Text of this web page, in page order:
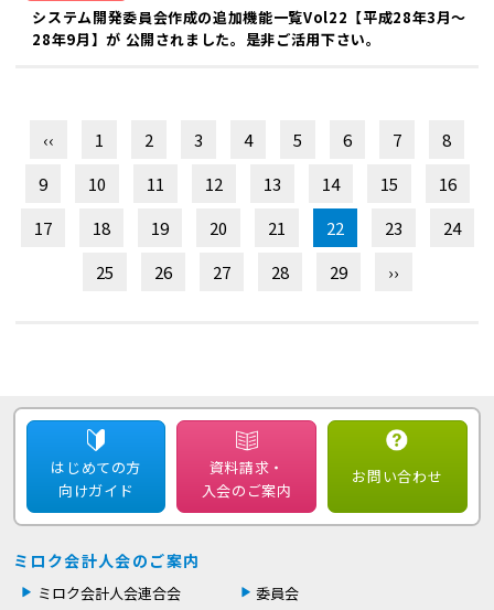
システム開発委員会作成の追加機能一覧Vol22【平成28年3月〜
28年9月】が 公開されました。是非ご活用下さい。
‹‹ 1 2 3 4 5 6 7
8
9
10 11 12 13 14 15
16
17
18 19 20 21 22 23
24
25
26 27 28 29 ››
はじめての方
向けガイド
資料請求・
入会のご案内
お問い合わせ
ミロク会計人会のご案内
ミロク会計人会連合会
委員会